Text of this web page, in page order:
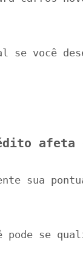
se você
sua
pode se